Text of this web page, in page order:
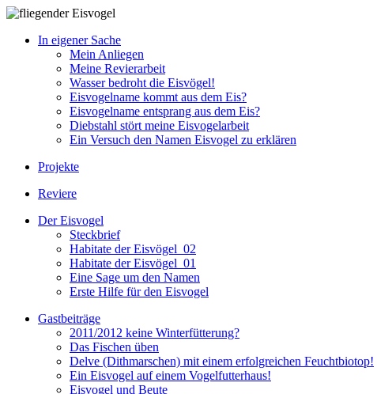
In eigener Sache
Mein Anliegen
Meine Revierarbeit
Wasser bedroht die Eisvögel!
Eisvogelname kommt aus dem Eis?
Eisvogelname entsprang aus dem Eis?
Diebstahl stört meine Eisvogelarbeit
Ein Versuch den Namen Eisvogel zu erklären
Projekte
Reviere
Der Eisvogel
Steckbrief
Habitate der Eisvögel_02
Habitate der Eisvögel_01
Eine Sage um den Namen
Erste Hilfe für den Eisvogel
Gastbeiträge
2011/2012 keine Winterfütterung?
Das Fischen üben
Delve (Dithmarschen) mit einem erfolgreichen Feuchtbiotop!
Ein Eisvogel auf einem Vogelfutterhaus!
Eisvogel und Beute